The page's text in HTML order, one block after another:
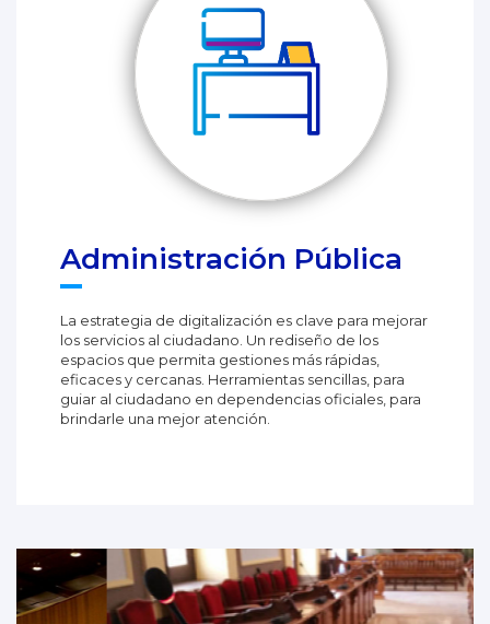
Administración Pública
La estrategia de digitalización es clave para mejorar
los servicios al ciudadano. Un rediseño de los
espacios que permita gestiones más rápidas,
eficaces y cercanas. Herramientas sencillas, para
guiar al ciudadano en dependencias oficiales, para
brindarle una mejor atención.